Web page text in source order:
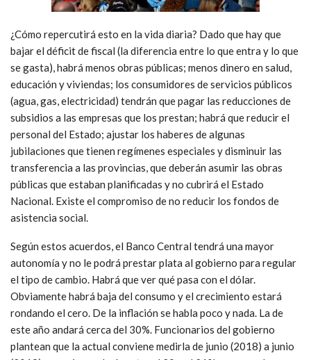
¿Cómo repercutirá esto en la vida diaria? Dado que hay que
bajar el déficit de fiscal (la diferencia entre lo que entra y lo que
se gasta), habrá menos obras públicas; menos dinero en salud,
educación y viviendas; los consumidores de servicios públicos
(agua, gas, electricidad) tendrán que pagar las reducciones de
subsidios a las empresas que los prestan; habrá que reducir el
personal del Estado; ajustar los haberes de algunas
jubilaciones que tienen regímenes especiales y disminuir las
transferencia a las provincias, que deberán asumir las obras
públicas que estaban planificadas y no cubrirá el Estado
Nacional. Existe el compromiso de no reducir los fondos de
asistencia social.
Según estos acuerdos, el Banco Central tendrá una mayor
autonomía y no le podrá prestar plata al gobierno para regular
el tipo de cambio. Habrá que ver qué pasa con el dólar.
Obviamente habrá baja del consumo y el crecimiento estará
rondando el cero. De la inflación se habla poco y nada. La de
este año andará cerca del 30%. Funcionarios del gobierno
plantean que la actual conviene medirla de junio (2018) a junio